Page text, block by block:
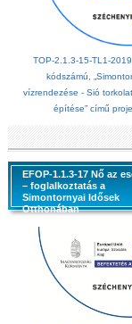
TOP-2.1.3-15-TL1-
kódszámú,
vízrendezése - Sió
építése” című
EFOP-1.1.3-17 Nő az
– foglalkoztatás a
Simontornyai Idősek
Otthonában